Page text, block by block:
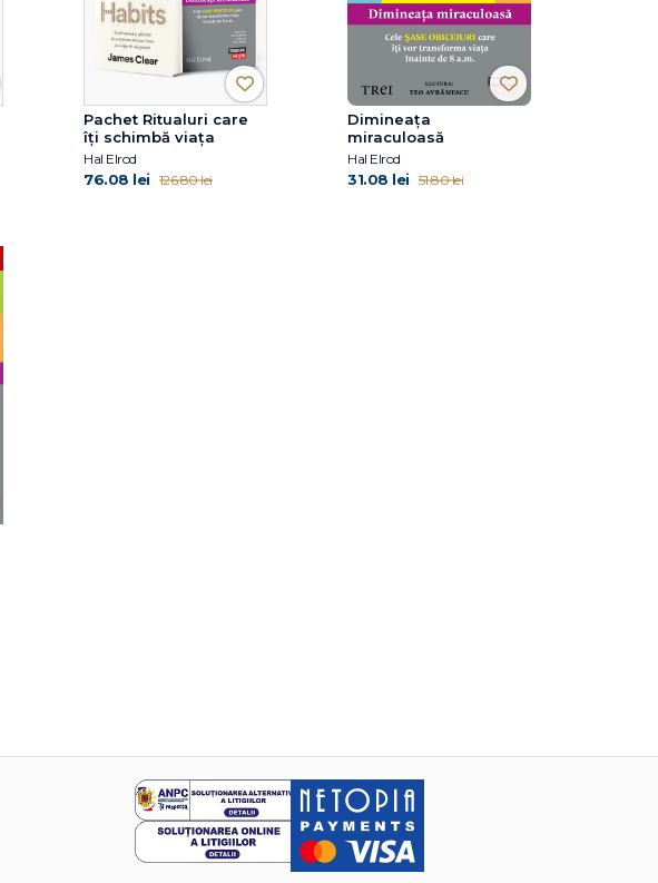
Pachet Ritualuri care
îți schimbă viața
Hal Elrod
76.08 lei 126.80 lei
Dimineața
miraculoasă
Hal Elrod
31.08 lei 51.80 lei